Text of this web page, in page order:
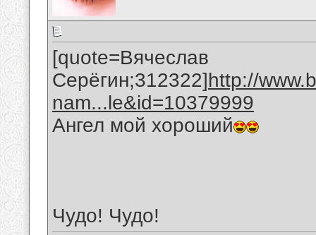
[quote=Вячеслав
Серёгин;312322]http://
nam...le&id=10379999
Ангел мой хороший
Чудо! Чудо!